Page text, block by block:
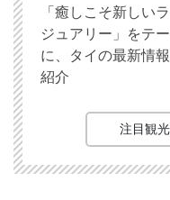
「癒しこそ新しい
ジュアリー」をテ
に、タイの最新情
紹介
注目観